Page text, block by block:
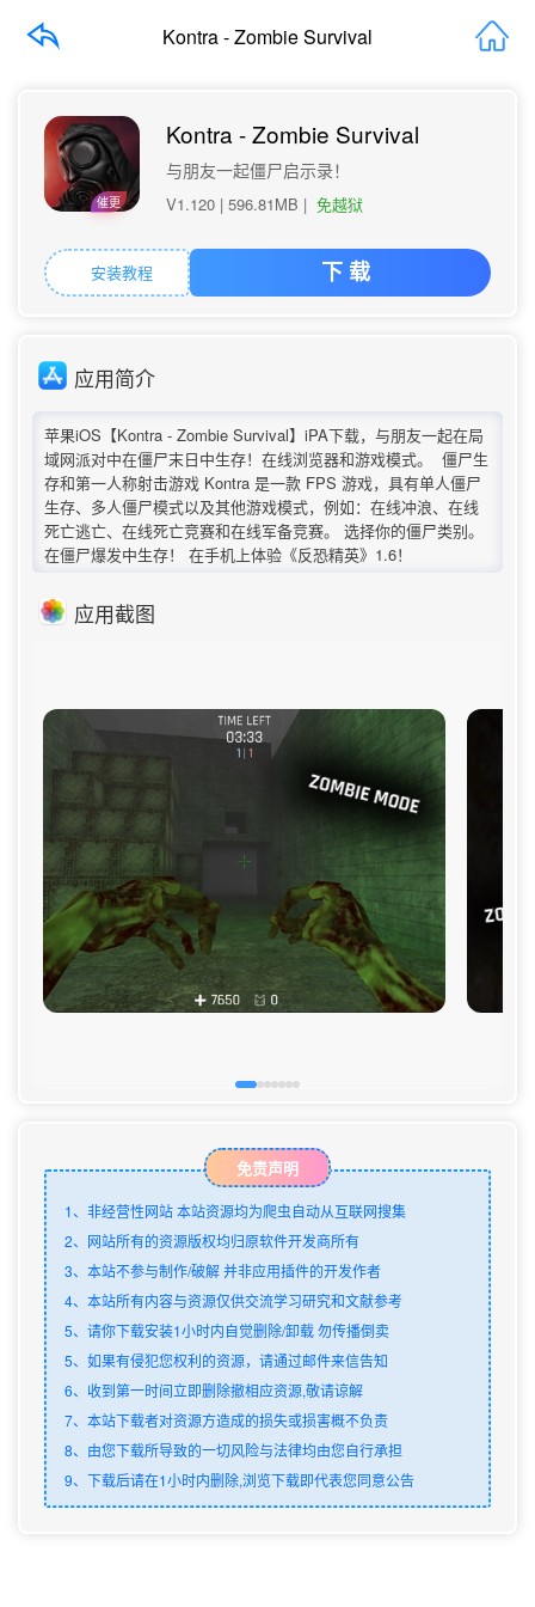
Kontra - Zombie Survival
催更
Kontra - Zombie Survival
与朋友一起僵尸启示录！
V1.120 | 596.81MB | 免越狱
安装教程 下 载
应用简介
苹果iOS【Kontra - Zombie Survival】iPA下载，与朋友一起在局
域网派对中在僵尸末日中生存！在线浏览器和游戏模式。 僵尸生
存和第一人称射击游戏 Kontra 是一款 FPS 游戏，具有单人僵尸
生存、多人僵尸模式以及其他游戏模式，例如：在线冲浪、在线
死亡逃亡、在线死亡竞赛和在线军备竞赛。 选择你的僵尸类别。
在僵尸爆发中生存！ 在手机上体验《反恐精英》1.6！
应用截图
免责声明
1、非经营性网站 本站资源均为爬虫自动从互联网搜集
2、网站所有的资源版权均归原软件开发商所有
3、本站不参与制作/破解 并非应用插件的开发作者
4、本站所有内容与资源仅供交流学习研究和文献参考
5、请你下载安装1小时内自觉删除/卸载 勿传播倒卖
5、如果有侵犯您权利的资源，请通过邮件来信告知
6、收到第一时间立即删除撤相应资源,敬请谅解
7、本站下载者对资源方造成的损失或损害概不负责
8、由您下载所导致的一切风险与法律均由您自行承担
9、下载后请在1小时内删除,浏览下载即代表您同意公告